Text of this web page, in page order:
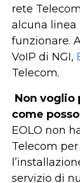
rete
alcuna linea
funzionare.
VoIP di NGI,
Telecom.
Non voglio
come
EOLO non
Telecom
servizio di